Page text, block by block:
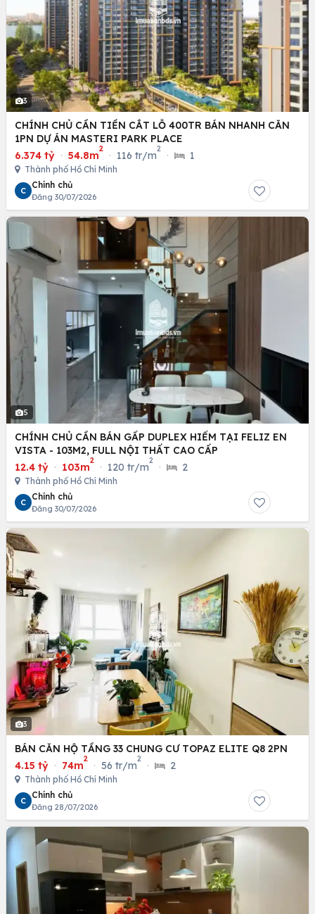
3
CHÍNH CHỦ CẦN TIỀN CẮT LỖ 400TR BÁN NHANH CĂN
1PN DỰ ÁN MASTERI PARK PLACE
6.374 tỷ · 54.8m
2
· 116 tr/m
2
· 1
Thành phố Hồ Chí Minh
C
Chính chủ
Đăng 30/07/2026
5
CHÍNH CHỦ CẦN BÁN GẤP DUPLEX HIẾM TẠI FELIZ EN
VISTA - 103M2, FULL NỘI THẤT CAO CẤP
12.4 tỷ · 103m
2
· 120 tr/m
2
· 2
Thành phố Hồ Chí Minh
C
Chính chủ
Đăng 30/07/2026
3
BÁN CĂN HỘ TẦNG 33 CHUNG CƯ TOPAZ ELITE Q8 2PN
4.15 tỷ · 74m
2
· 56 tr/m
2
· 2
Thành phố Hồ Chí Minh
C
Chính chủ
Đăng 28/07/2026